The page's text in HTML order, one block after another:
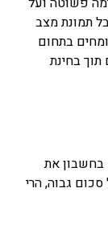
תמונת מצב
בתחום
בחינת
בחשבון את
גבוה, הרי